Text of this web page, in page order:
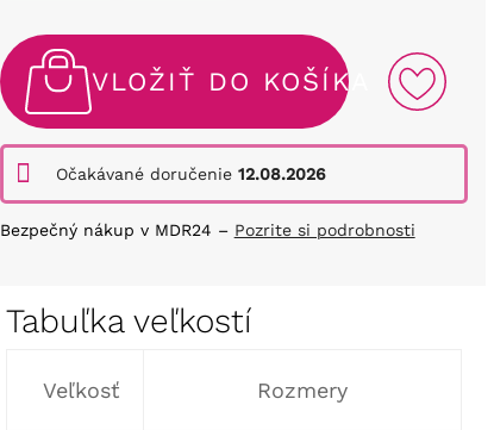
VLOŽIŤ DO KOŠÍKA
Očakávané doručenie 12.08.2026
Bezpečný nákup v MDR24 – Pozrite si podrobnosti
Tabuľka veľkostí
Veľkosť Rozmery